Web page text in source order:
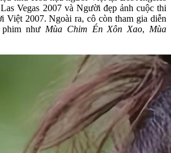
Vegas 2007 và Người đẹp ảnh cuộc thi
Việt 2007. Ngoài ra, cô còn tham gia diễn
như Mùa Chim Én Xôn Xao, Mùa